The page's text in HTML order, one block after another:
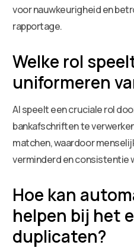
voor nauwkeurigheid en
rapportage.
Welke rol
uniformeren
AI speelt een cruciale rol
bankafschriften te
matchen, waardoor
verminderd en consistentie
Hoe kan
helpen bij het
duplicaten?